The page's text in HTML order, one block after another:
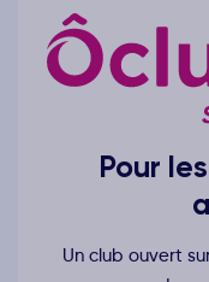
Pour
Un club ouvert